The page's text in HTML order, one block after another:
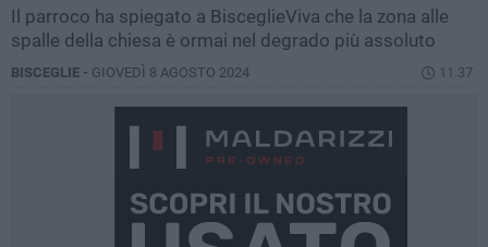
Il parroco ha spiegato a BisceglieViva che la zona alle
spalle della chiesa è ormai nel degrado più assoluto
BISCEGLIE - GIOVEDÌ 8 AGOSTO 2024 11.37